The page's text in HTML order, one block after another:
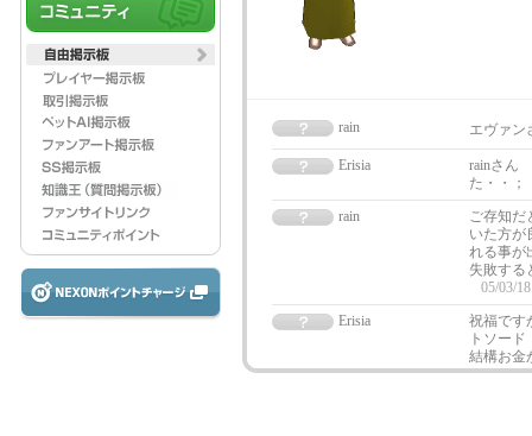
rain エヴァン
Erisia
rainさん
た・・；
rain
ご存知だ
いた方が
れる事が
失敗する
05/03/
Erisia
祝福です
トソー
結構お金